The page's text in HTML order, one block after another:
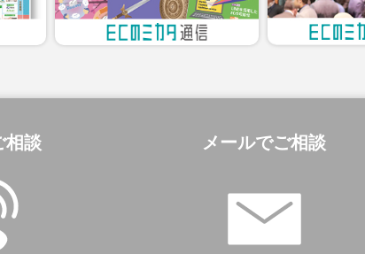
相談 メールでご相談